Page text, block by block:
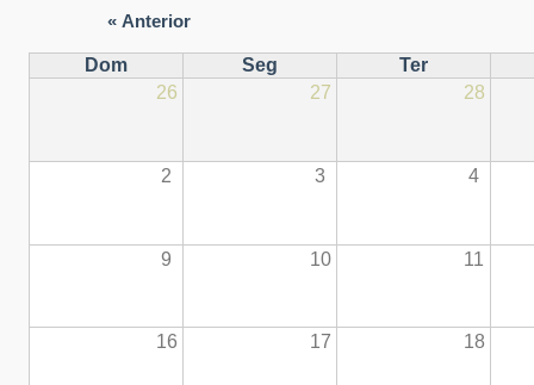
« Anterior
Dom Seg
Ter
26
27 28
2 3 4
9 10 11
16 17 18